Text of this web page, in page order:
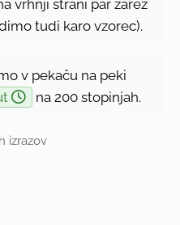
vrhnji strani par zarez
tudi karo vzorec).
v pekaču na peki
na 200 stopinjah.
izrazov